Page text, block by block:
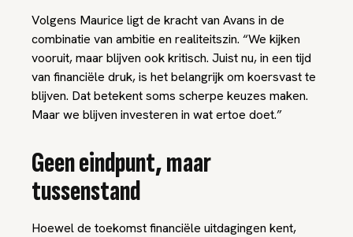
Volgens Maurice ligt de kracht van Avans in de
combinatie van ambitie en realiteitszin. “We kijken
vooruit, maar blijven ook kritisch. Juist nu, in een tijd
van financiële druk, is het belangrijk om koersvast te
blijven. Dat betekent soms scherpe keuzes maken.
Maar we blijven investeren in wat ertoe doet.”
Geen eindpunt, maar
tussenstand
Hoewel de toekomst financiële uitdagingen kent,